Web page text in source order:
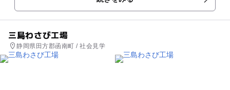
三島わさび工場
静岡県田方郡函南町 / 社会見学